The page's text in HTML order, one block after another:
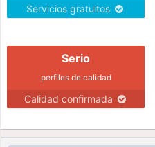
Servicios gratuitos
Serio
perfiles de calidad
Calidad confirmada